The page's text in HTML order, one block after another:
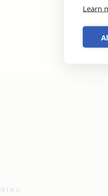
Learn